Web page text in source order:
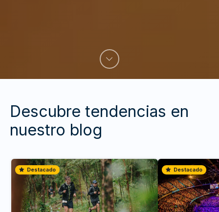
Descubre tendencias en
nuestro blog
Destacado Destacado